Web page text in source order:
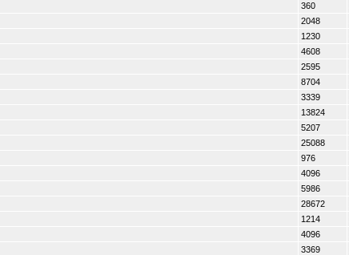
360
2048
1230
4608
2595
8704
3339
13824
5207
25088
976
4096
5986
28672
1214
4096
3369